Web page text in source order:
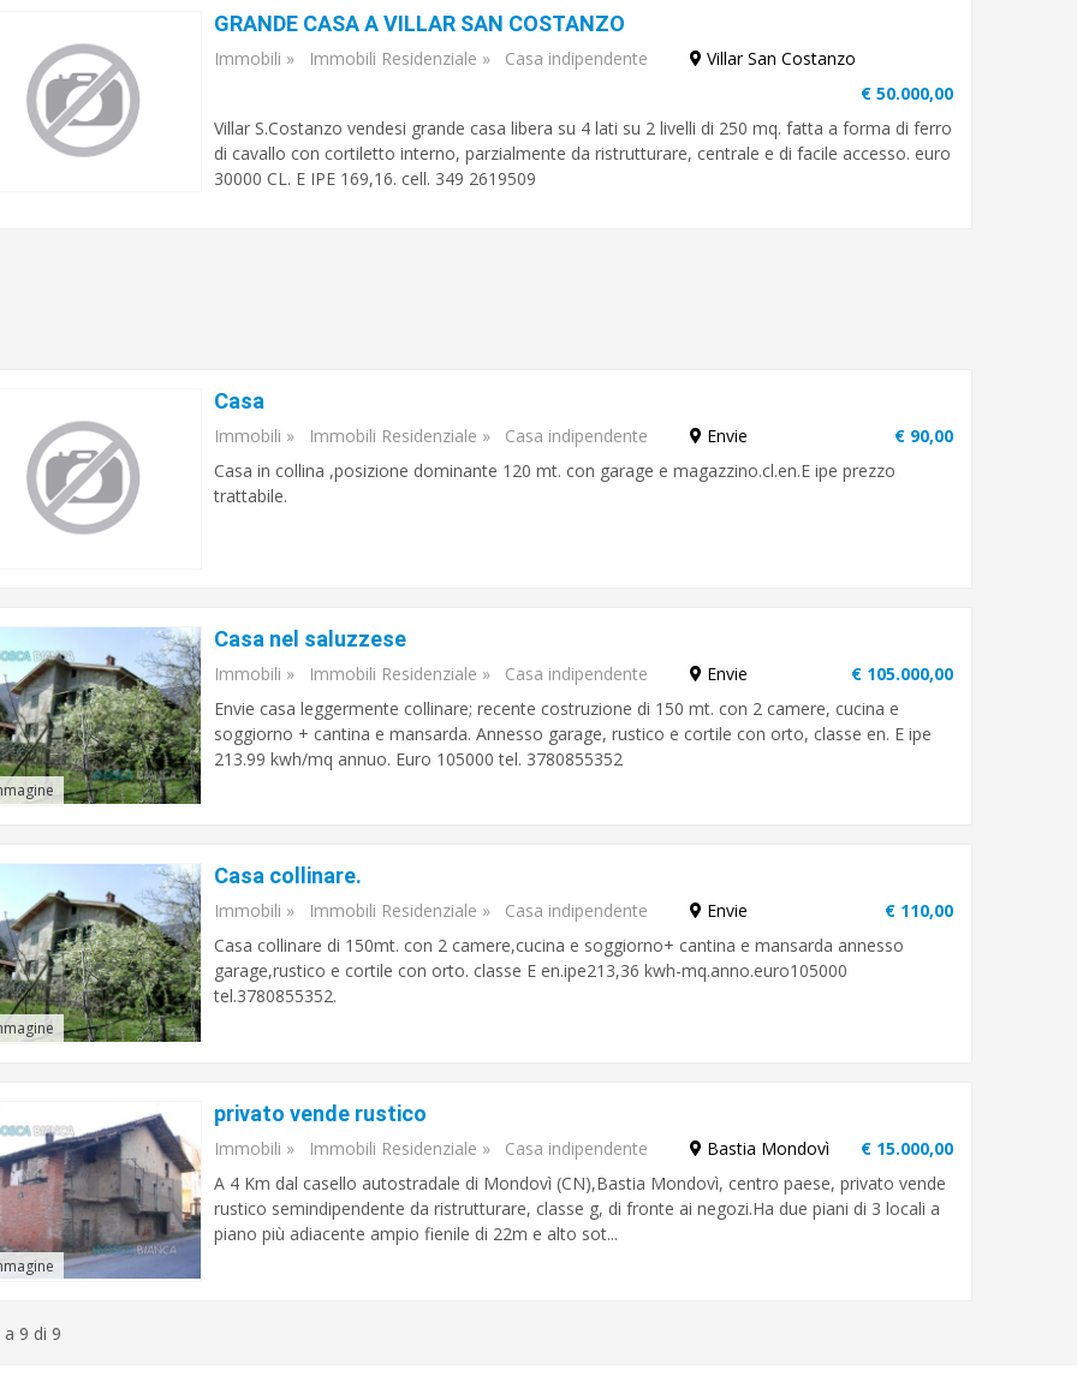
GRANDE CASA A VILLAR SAN COSTANZO
Immobili » Immobili Residenziale » Casa indipendente
Villar San Costanzo
€ 50.000,00
Villar S.Costanzo vendesi grande casa libera su 4 lati su 2 livelli di 250 mq. fatta a forma di ferro
di cavallo con cortiletto interno, parzialmente da ristrutturare, centrale e di facile accesso. euro
30000 CL. E IPE 169,16. cell. 349 2619509
Casa
Immobili » Immobili Residenziale » Casa indipendente Envie
€ 90,00
Casa in collina ,posizione dominante 120 mt. con garage e magazzino.cl.en.E ipe prezzo
trattabile.
Casa nel saluzzese
Immobili » Immobili Residenziale » Casa indipendente Envie
€ 105.000,00
Envie casa leggermente collinare; recente costruzione di 150 mt. con 2 camere, cucina e
soggiorno + cantina e mansarda. Annesso garage, rustico e cortile con orto, classe en. E ipe
213.99 kwh/mq annuo. Euro 105000 tel. 3780855352
Casa collinare.
Immobili » Immobili Residenziale » Casa indipendente Envie
€ 110,00
Casa collinare di 150mt. con 2 camere,cucina e soggiorno+ cantina e mansarda annesso
garage,rustico e cortile con orto. classe E en.ipe213,36 kwh-mq.anno.euro105000
tel.3780855352.
privato vende rustico
Immobili » Immobili Residenziale » Casa indipendente Bastia Mondovì
€ 15.000,00
A 4 Km dal casello autostradale di Mondovì (CN),Bastia Mondovì, centro paese, privato vende
rustico semindipendente da ristrutturare, classe g, di fronte ai negozi.Ha due piani di 3 locali a
piano più adiacente ampio fienile di 22m e alto sot...
9 di 9